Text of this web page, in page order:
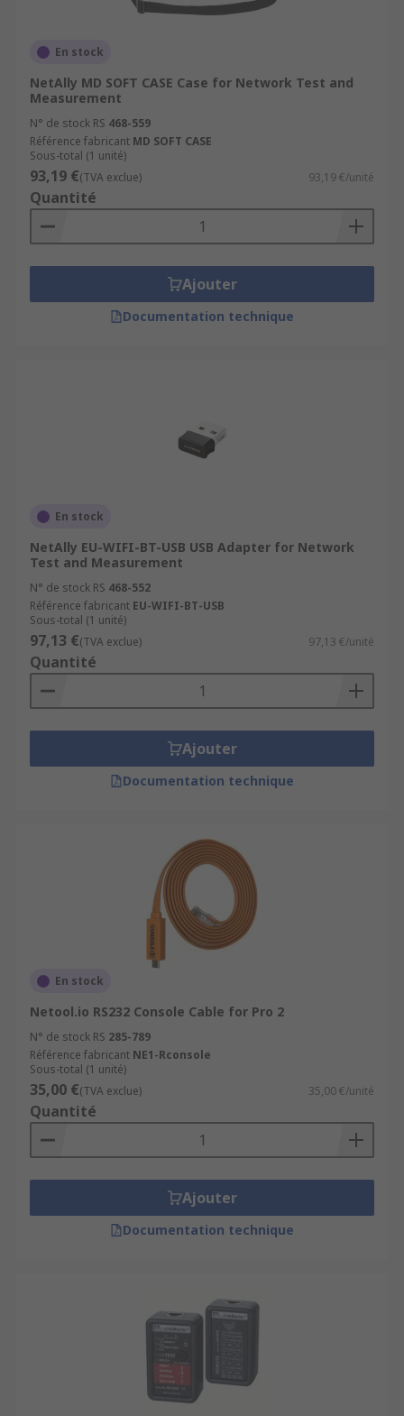
En stock
NetAlly MD SOFT CASE Case for Network Test and
Measurement
N° de stock RS 468-559
Référence fabricant MD SOFT CASE
Sous-total (1 unité)
93,19 €(TVA exclue) 93,19 €/unité
Quantité
Ajouter
Documentation technique
En stock
NetAlly EU-WIFI-BT-USB USB Adapter for Network
Test and Measurement
N° de stock RS 468-552
Référence fabricant EU-WIFI-BT-USB
Sous-total (1 unité)
97,13 €(TVA exclue) 97,13 €/unité
Quantité
Ajouter
Documentation technique
En stock
Netool.io RS232 Console Cable for Pro 2
N° de stock RS 285-789
Référence fabricant NE1-Rconsole
Sous-total (1 unité)
35,00 €(TVA exclue) 35,00 €/unité
Quantité
Ajouter
Documentation technique